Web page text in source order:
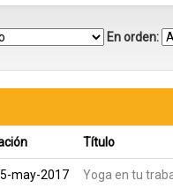
En orden:
Título
may-2017 Yoga en tu